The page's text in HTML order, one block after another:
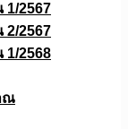
1/2567
2/2567
1/2568
ณ